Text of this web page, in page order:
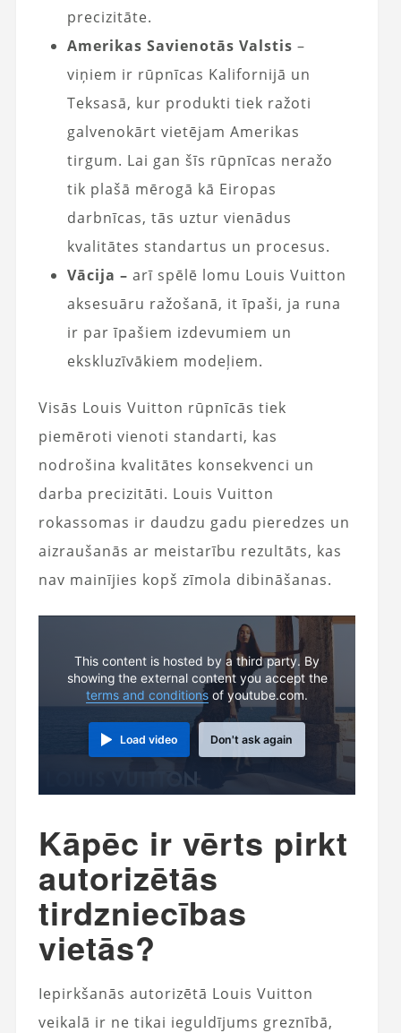
precizitāte.
Amerikas Savienotās Valstis –
viņiem ir rūpnīcas Kalifornijā un
Teksasā, kur produkti tiek ražoti
galvenokārt vietējam Amerikas
tirgum. Lai gan šīs rūpnīcas neražo
tik plašā mērogā kā Eiropas
darbnīcas, tās uztur vienādus
kvalitātes standartus un procesus.
Vācija – arī spēlē lomu Louis Vuitton
aksesuāru ražošanā, it īpaši, ja runa
ir par īpašiem izdevumiem un
ekskluzīvākiem modeļiem.
Visās Louis Vuitton rūpnīcās tiek
piemēroti vienoti standarti, kas
nodrošina kvalitātes konsekvenci un
darba precizitāti. Louis Vuitton
rokassomas ir daudzu gadu pieredzes un
aizraušanās ar meistarību rezultāts, kas
nav mainījies kopš zīmola dibināšanas.
This content is hosted by a third party. By
showing the external content you accept the
terms and conditions of youtube.com.
Load video Don't ask again
Kāpēc ir vērts pirkt
autorizētās
tirdzniecības
vietās?
Iepirkšanās autorizētā Louis Vuitton
veikalā ir ne tikai ieguldījums greznībā,